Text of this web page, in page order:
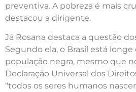
preventiva. A pobreza é mais
destacou a dirigente.
Já Rosana destaca a questão
Segundo ela, o Brasil está
população negra, mesmo que
Declaração Universal dos
“todos os seres humanos